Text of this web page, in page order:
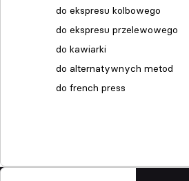
do ekspresu kolbowego
do ekspresu przelewowego
do kawiarki
do alternatywnych metod
do french press